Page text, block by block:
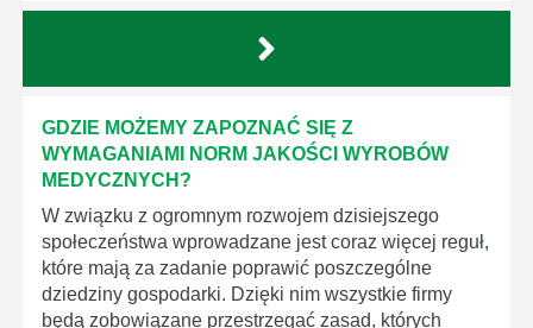
GDZIE MOŻEMY ZAPOZNAĆ SIĘ Z
WYMAGANIAMI NORM JAKOŚCI WYROBÓW
MEDYCZNYCH?
W związku z ogromnym rozwojem dzisiejszego
społeczeństwa wprowadzane jest coraz więcej reguł,
które mają za zadanie poprawić poszczególne
dziedziny gospodarki. Dzięki nim wszystkie firmy
będą zobowiązane przestrzegać zasad, których